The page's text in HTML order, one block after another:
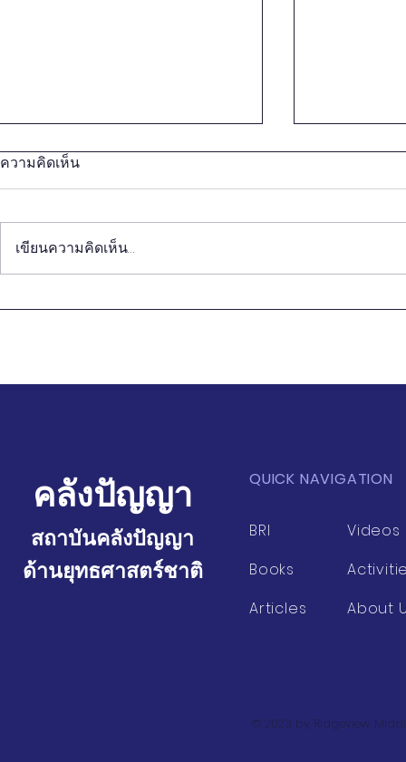
รายไตรมาส MONITOR EAST
ธันวาคม 2558
ความคิดเห็น
เขียนความคิดเห็น…
คลังปัญญา
สถาบันคลังปัญญา
ด้านยุทธศาสตร์ชาติ
QUICK NAVIGATION
BRI
Books
Articles
Videos
About
© 2023 by Ridgeview